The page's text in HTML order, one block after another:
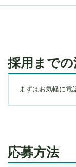
採用まで
まずはお気軽に電
応募方法